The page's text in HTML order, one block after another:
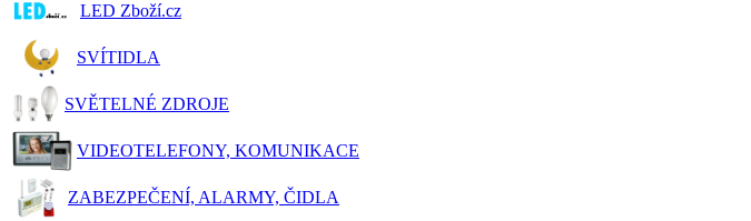
LED Zboží.cz
SVÍTIDLA
SVĚTELNÉ ZDROJE
VIDEOTELEFONY, KOMUNIKACE
ZABEZPEČENÍ, ALARMY, ČIDLA